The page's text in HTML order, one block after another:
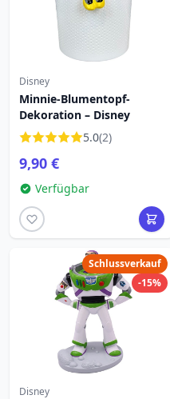
Disney
Minnie-Blumentopf-
Dekoration – Disney
5.0(2)
9,90 €
Verfügbar
Schlussverkauf
-15%
Disney